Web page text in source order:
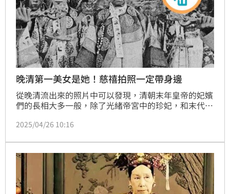
晚清第一美女是她！慈禧拍照一定帶身邊
從晚清流出來的照片中可以發現，清朝末年皇帝的妃嬪
們的長相大多一般，除了光緒帝宮中的珍妃，和末代皇
個女子很少有人知，但在慈禧太后留存的照片中，總能
格，是慶親王奕劻排行第四的女兒。
2025/04/26 10:16